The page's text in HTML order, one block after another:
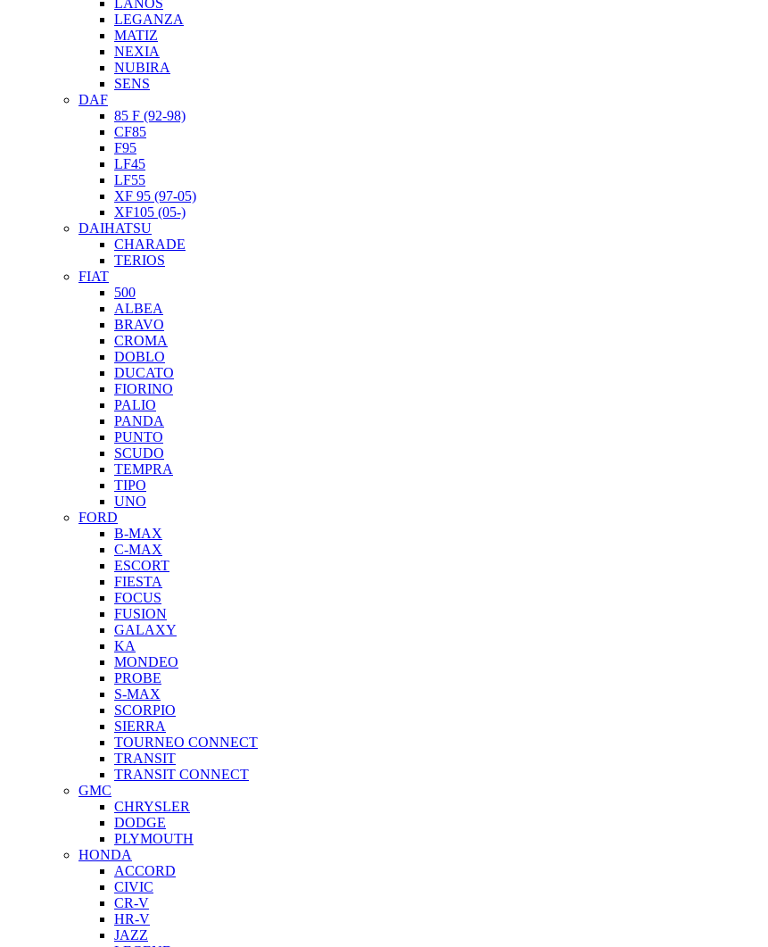
LANOS
LEGANZA
MATIZ
NEXIA
NUBIRA
SENS
DAF
85 F (92-98)
CF85
F95
LF45
LF55
XF 95 (97-05)
XF105 (05-)
DAIHATSU
CHARADE
TERIOS
FIAT
500
ALBEA
BRAVO
CROMA
DOBLO
DUCATO
FIORINO
PALIO
PANDA
PUNTO
SCUDO
TEMPRA
TIPO
UNO
FORD
B-MAX
C-MAX
ESCORT
FIESTA
FOCUS
FUSION
GALAXY
KA
MONDEO
PROBE
S-MAX
SCORPIO
SIERRA
TOURNEO CONNECT
TRANSIT
TRANSIT CONNECT
GMC
CHRYSLER
DODGE
PLYMOUTH
HONDA
ACCORD
CIVIC
CR-V
HR-V
JAZZ